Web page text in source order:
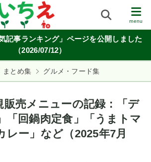
記事ランキング」ページを公開しました
（2026/07/12）
まとめ集 グルメ・フード集
販売メニューの記録：「デ
「回鍋肉定食」「うまトマ
レー」など（2025年7月